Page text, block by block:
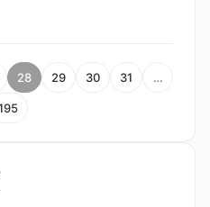
28 29 30 31 …